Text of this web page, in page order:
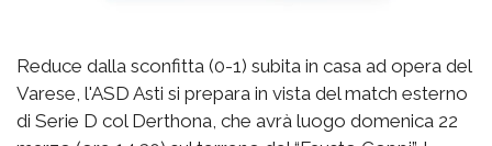
Reduce dalla sconfitta (0-1) subita in casa ad opera del
Varese, l'ASD Asti si prepara in vista del match esterno
di Serie D col Derthona, che avrà luogo domenica 22